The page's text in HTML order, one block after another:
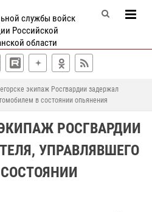
службы войск
Российской
области
экипаж Росгвардии задержал
в состоянии опьянения
РОСГВАРДИИ
УПРАВЛЯВШЕГО